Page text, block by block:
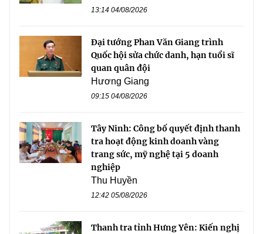
13:14 04/08/2026
Đại tướng Phan Văn Giang trình
Quốc hội sửa chức danh, hạn tuổi sĩ
quan quân đội
Hương Giang
09:15 04/08/2026
Tây Ninh: Công bố quyết định thanh
tra hoạt động kinh doanh vàng
trang sức, mỹ nghệ tại 5 doanh
nghiệp
Thu Huyền
12:42 05/08/2026
Thanh tra tỉnh Hưng Yên: Kiến nghị